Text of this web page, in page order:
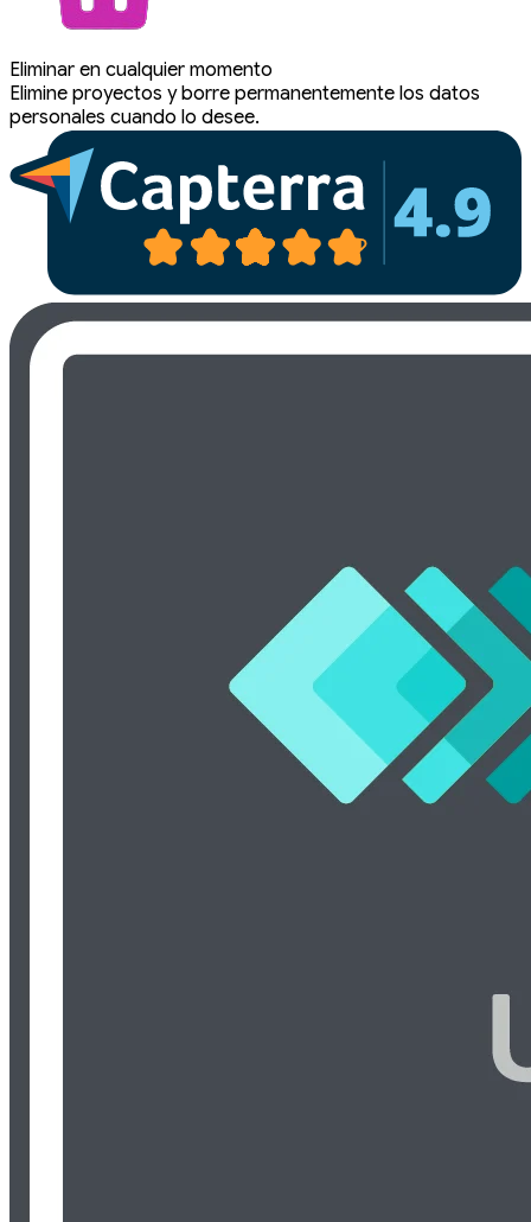
Eliminar en cualquier momento
Elimine proyectos y borre permanentemente los datos
personales cuando lo desee.